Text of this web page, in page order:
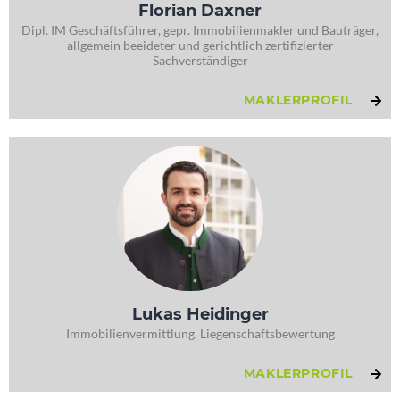
Florian Daxner
Dipl. IM Geschäftsführer, gepr. Immobilienmakler und Bauträger,
allgemein beeideter und gerichtlich zertifizierter
Sachverständiger
MAKLERPROFIL
Lukas Heidinger
Immobilienvermittlung, Liegenschaftsbewertung
MAKLERPROFIL